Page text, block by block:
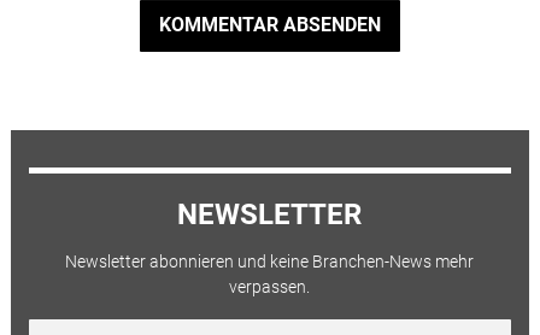
KOMMENTAR ABSENDEN
NEWSLETTER
Newsletter abonnieren und keine Branchen-News mehr
verpassen.